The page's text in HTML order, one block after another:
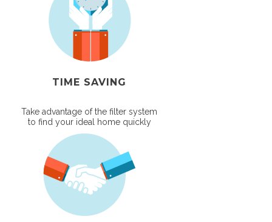
TIME SAVING
Take advantage of the filter system
to find your ideal home quickly